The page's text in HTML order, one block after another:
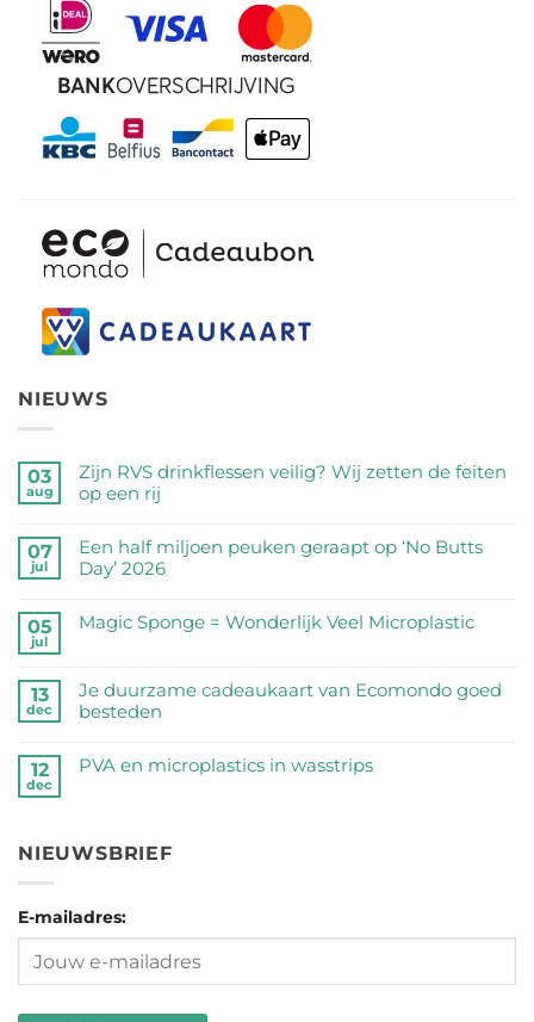
NIEUWS
03
aug
Zijn RVS drinkflessen veilig? Wij zetten de feiten
op een rij
reacties
op
Zijn
drinkflessen
zetten
de
op
een
07
jul
Een half miljoen peuken geraapt op ‘No Butts
Day’ 2026
reacties
half
miljoen
peuken
op
2026
05
jul
Magic Sponge = Wonderlijk Veel Microplastic
op
Magic
=
Wonderlijk
13
dec
Je duurzame cadeaukaart van Ecomondo goed
besteden
reacties
cadeaukaart
van
goed
besteden
12
dec
PVA en microplastics in wasstrips
PVA
in
wasstrips
NIEUWSBRIEF
E-mailadres: